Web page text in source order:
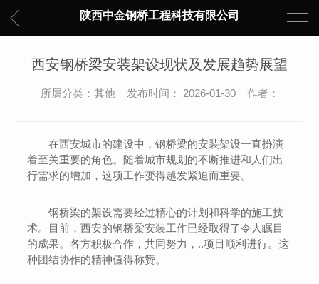
陕西中金钢桥工程科技有限公司
西安钢桥梁安装架设现状及发展趋势展望
所属分类：其他 发布时间： 2026-01-30 作者：
在西安城市的建设中，钢桥梁的安装架设一直扮演
着至关重要的角色。随着城市规划的不断推进和人们出
行需求的增加，这项工作变得越发紧迫而重要。
钢桥梁的架设需要经过精心的计划和科学的施工技
术。目前，西安的钢桥梁安装工作已经取得了令人瞩目
的成果。各方积极合作，共同努力，..项目顺利进行。这
种团结协作的精神值得称赞。